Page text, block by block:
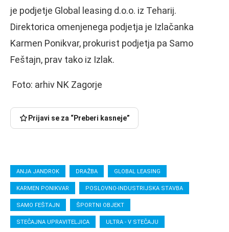
je podjetje Global leasing d.o.o. iz Teharij.
Direktorica omenjenega podjetja je Izlačanka
Karmen Ponikvar, prokurist podjetja pa Samo
Feštajn, prav tako iz Izlak.
Foto: arhiv NK Zagorje
Prijavi se za “Preberi kasneje”
ANJA JANDROK DRAŽBA GLOBAL LEASING
KARMEN PONIKVAR POSLOVNO-INDUSTRIJSKA STAVBA
SAMO FEŠTAJN ŠPORTNI OBJEKT
STEČAJNA UPRAVITELJICA ULTRA - V STEČAJU